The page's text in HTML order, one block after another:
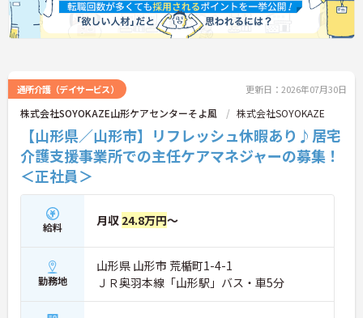
通所介護（デイサービス） 更新日：2026年07月30日
株式会社SOYOKAZE山形ケアセンターそよ風 株式会社SOYOKAZE
【山形県／山形市】リフレッシュ休暇あり♪居宅
介護支援事業所での主任ケアマネジャーの募集！
＜正社員＞
給料 月収 24.8万円～
勤務地
山形県 山形市 荒楯町1-4-1
ＪＲ奥羽本線「山形駅」バス・車5分